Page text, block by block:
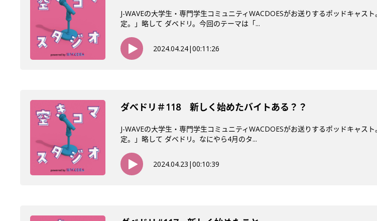
J-WAVEの大学生・専門学生コミュニティWACDOESがお送りするポッドキャ
定。」略して ダベドリ。今回のテーマは「...
2024.04.24|00:11:26
ダべドリ＃118 新しく始めたバイトある？？
J-WAVEの大学生・専門学生コミュニティWACDOESがお送りするポッドキャ
定。」略して ダベドリ。なにやら4月のタ...
2024.04.23 |00:10:39